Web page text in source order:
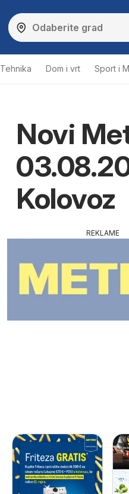
Tehnika Dom i vrt Sport i
Novi
Kolovoz
REKLAME